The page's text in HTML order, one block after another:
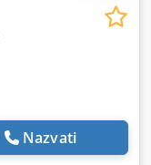
Nazvati